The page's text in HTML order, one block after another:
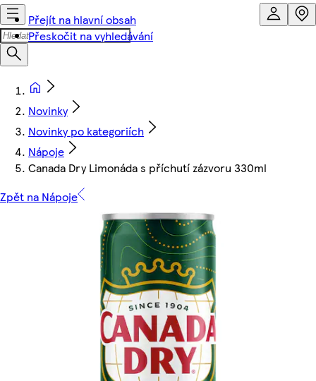
Přejít na hlavní obsah
Přeskočit na vyhledávání
Novinky
Novinky po kategoriích
Nápoje
Canada Dry Limonáda s příchutí zázvoru 330ml
Zpět na Nápoje